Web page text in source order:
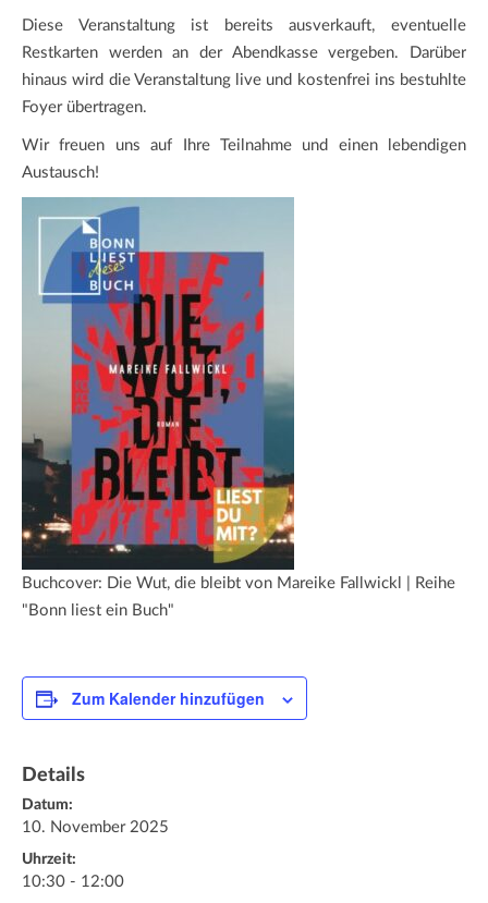
Diese Veranstaltung ist bereits ausverkauft, eventuelle
Restkarten werden an der Abendkasse vergeben. Darüber
hinaus wird die Veranstaltung live und kostenfrei ins bestuhlte
Foyer übertragen.
Wir freuen uns auf Ihre Teilnahme und einen lebendigen
Austausch!
Buchcover: Die Wut, die bleibt von Mareike Fallwickl | Reihe
"Bonn liest ein Buch"
Zum Kalender hinzufügen
Details
Datum:
10. November 2025
Uhrzeit:
10:30 - 12:00